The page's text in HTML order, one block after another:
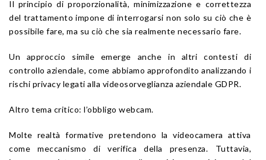
Il principio di proporzionalità, minimizzazione e correttezza
del trattamento impone di interrogarsi non solo su ciò che è
possibile fare, ma su ciò che sia realmente necessario fare.
Un approccio simile emerge anche in altri contesti di
controllo aziendale, come abbiamo approfondito analizzando i
rischi privacy legati alla videosorveglianza aziendale GDPR.
Altro tema critico: l’obbligo webcam.
Molte realtà formative pretendono la videocamera attiva
come meccanismo di verifica della presenza. Tuttavia,